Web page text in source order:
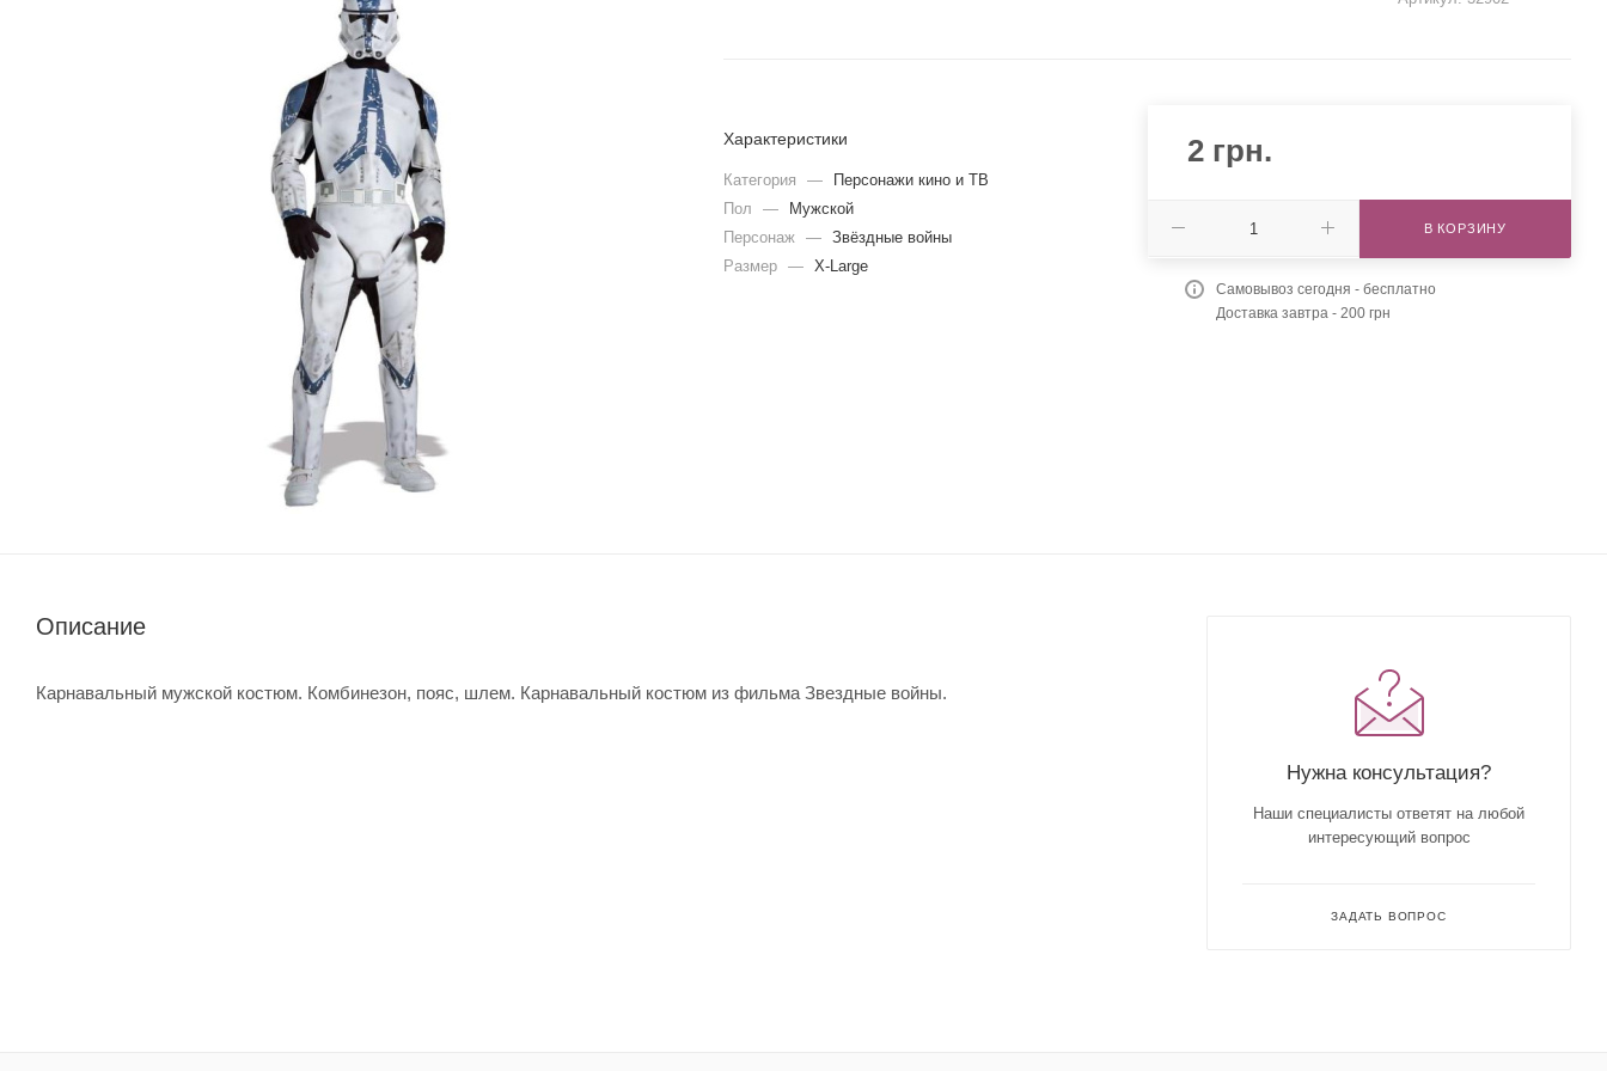
Характеристики
Категория —
Персонажи кино и ТВ
Пол
—
Мужской
Персонаж
—
Звёздные войны
Размер
— X-Large
2грн.
В КОРЗИНУ
Самовывоз сегодня - бесплатно
Доставка завтра - 200 грн
Описание
Карнавальный мужской костюм. Комбинезон, пояс, шлем. Карнавальный костюм из фильма Звездные войны.
Нужна консультация?
Наши специалисты ответят на любой
интересующий вопрос
ЗАДАТЬ ВОПРОС